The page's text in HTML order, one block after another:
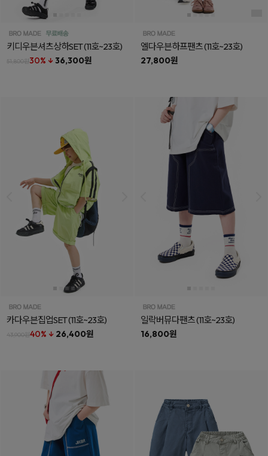
키디우븐셔츠상하SET(11호~23호)
51,800원30% ↓ 36,300원
엘다우븐하프팬츠(11호~23호)
27,800원
카다우븐집업SET(11호~23호)
43,900원40% ↓ 26,400원
일락버뮤다팬츠(11호~23호)
16,800원